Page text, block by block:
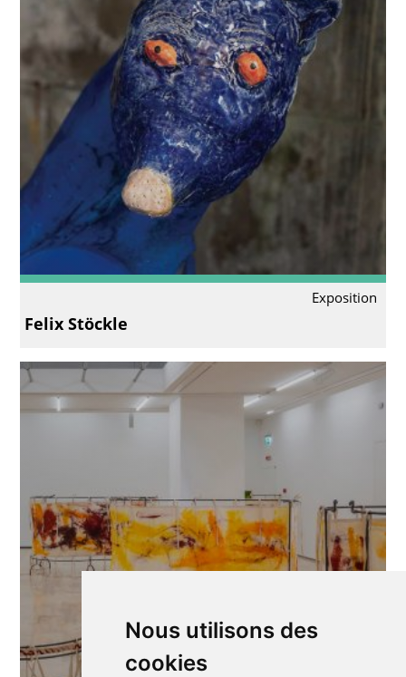
Nous utilisons des
cookies
Exposition
Felix Stöckle